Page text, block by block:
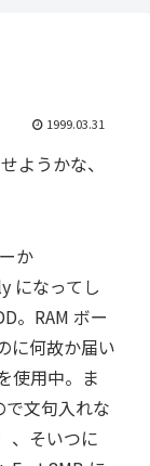
1999.03.31
ようかな、
か
になってし
。RAM ボー
に何故か届い
使用中。ま
文句入れな
、そいつに